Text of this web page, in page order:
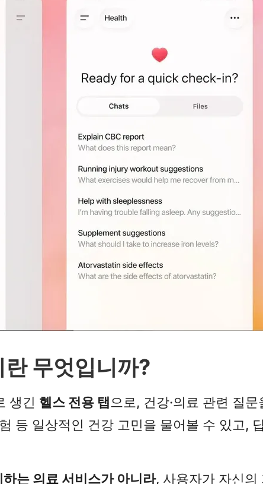
무엇입니까?
생긴 헬스 전용 탭으로, 건강·의료 관련 질
험 등 일상적인 건강 고민을 물어볼 수 있고
하는 의료 서비스가 아니라, 사용자가 자신의